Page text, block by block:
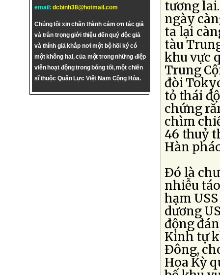
email:dcbinh38@hotmail.com
Chúng tôi xin chân thành cám ơn tác giả
và trân trọng giới thiệu đến quý độc giả
và thính giả khắp nơi một bộ hồi ký có
một không hai, của một trong những điệp
viên hoạt động trong bóng tối, một chiến
sĩ thuộc Quân Lực Việt Nam Cộng Hòa.
tương
ngày
ta lại
tàu
khu vực
Trung
đòi
tỏ thái
chứng
chìm
46 thuỷ
Hàn
Ðó là
nhiễu
hạm
dương
động
Kinh tự
Ðông,
Hoa Kỳ